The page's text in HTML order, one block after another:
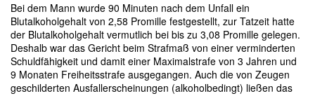
Bei dem Mann wurde 90 Minuten nach dem Unfall ein
Blutalkoholgehalt von 2,58 Promille festgestellt, zur Tatzeit hatte
der Blutalkoholgehalt vermutlich bei bis zu 3,08 Promille gelegen.
Deshalb war das Gericht beim Strafmaß von einer verminderten
Schuldfähigkeit und damit einer Maximalstrafe von 3 Jahren und
9 Monaten Freiheitsstrafe ausgegangen. Auch die von Zeugen
geschilderten Ausfallerscheinungen (alkoholbedingt) ließen das